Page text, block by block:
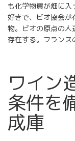
も化学物質が畑に入
好きで、ビオ協会が
物。ビオの原点の人
存在する。フランス
ワイン
条件を
成庫